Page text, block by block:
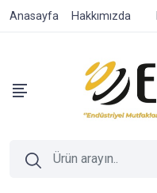
Anasayfa Hakkımızda